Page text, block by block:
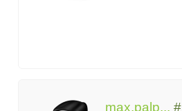
max.palp... #